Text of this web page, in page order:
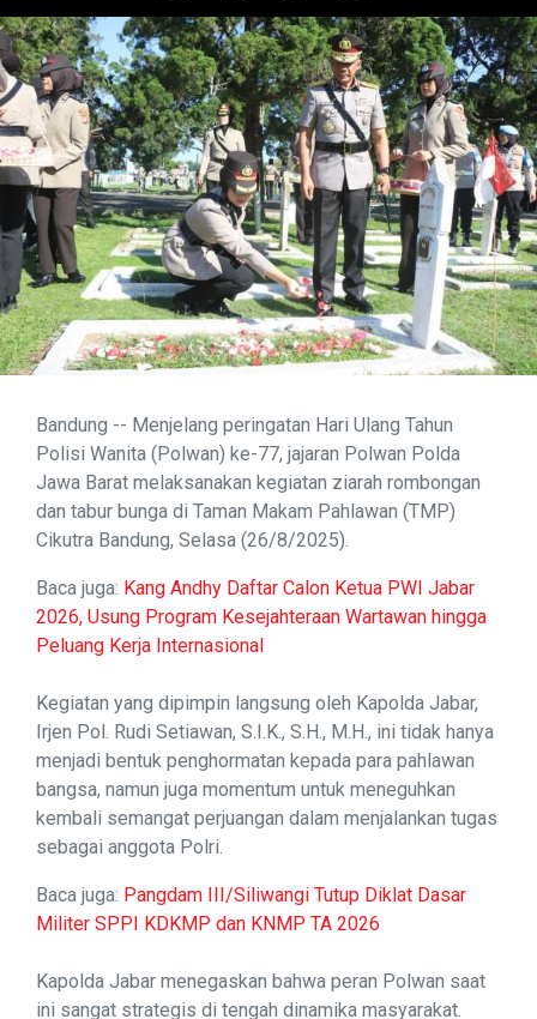
Bandung -- Menjelang peringatan Hari Ulang Tahun
Polisi Wanita (Polwan) ke-77, jajaran Polwan Polda
Jawa Barat melaksanakan kegiatan ziarah rombongan
dan tabur bunga di Taman Makam Pahlawan (TMP)
Cikutra Bandung, Selasa (26/8/2025).
Baca juga: Kang Andhy Daftar Calon Ketua PWI Jabar
2026, Usung Program Kesejahteraan Wartawan hingga
Peluang Kerja Internasional
Kegiatan yang dipimpin langsung oleh Kapolda Jabar,
Irjen Pol. Rudi Setiawan, S.I.K., S.H., M.H., ini tidak hanya
menjadi bentuk penghormatan kepada para pahlawan
bangsa, namun juga momentum untuk meneguhkan
kembali semangat perjuangan dalam menjalankan tugas
sebagai anggota Polri.
Baca juga: Pangdam III/Siliwangi Tutup Diklat Dasar
Militer SPPI KDKMP dan KNMP TA 2026
Kapolda Jabar menegaskan bahwa peran Polwan saat
ini sangat strategis di tengah dinamika masyarakat.